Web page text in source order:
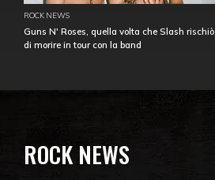
ROCK NEWS
Guns N' Roses, quella volta che Slash rischiò
di morire in tour con la band
ROCK NEWS